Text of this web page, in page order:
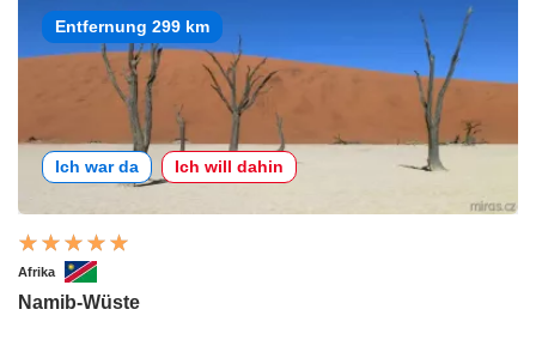
Entfernung 299 km
Ich war da Ich will dahin
Afrika
Namib-Wüste